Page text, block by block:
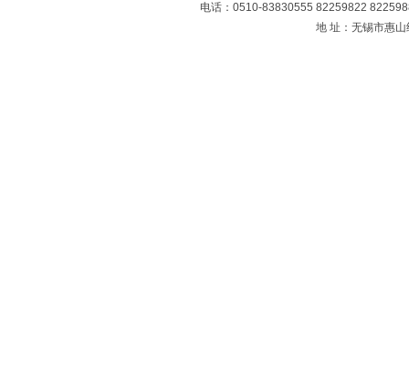
电话：0510-83830555 82259822
地 址：无锡市惠